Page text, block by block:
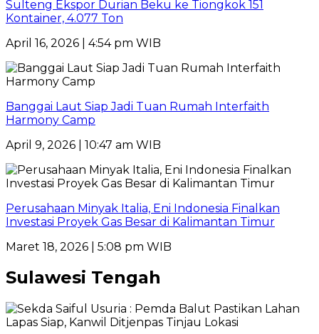
Sulteng Ekspor Durian Beku ke Tiongkok 151
Kontainer, 4.077 Ton
April 16, 2026 | 4:54 pm WIB
Banggai Laut Siap Jadi Tuan Rumah Interfaith
Harmony Camp
April 9, 2026 | 10:47 am WIB
Perusahaan Minyak Italia, Eni Indonesia Finalkan
Investasi Proyek Gas Besar di Kalimantan Timur
Maret 18, 2026 | 5:08 pm WIB
Sulawesi Tengah